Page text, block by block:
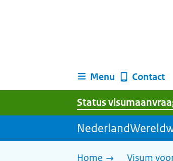
Menu Contact
Status
Home Visum